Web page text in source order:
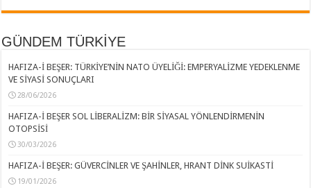
GÜNDEM TÜRKİYE
HAFIZA-İ BEŞER: TÜRKİYE’NİN NATO ÜYELİĞİ: EMPERYALİZME YEDEKLENME
VE SİYASİ SONUÇLARI
28/06/2026
HAFIZA-İ BEŞER SOL LİBERALİZM: BİR SİYASAL YÖNLENDİRMENİN
OTOPSİSİ
30/03/2026
HAFIZA-İ BEŞER: GÜVERCİNLER VE ŞAHİNLER, HRANT DİNK SUİKASTİ
19/01/2026